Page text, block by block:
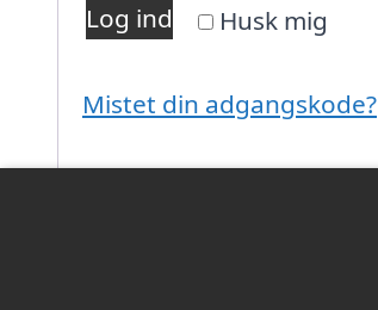
Husk mig
Log ind
Mistet din adgangskode?